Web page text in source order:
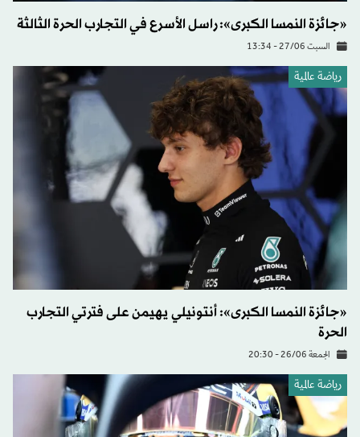
«جائزة النمسا الكبرى»: راسل الأسرع في التجارب الحرة الثالثة
السبت 27/06 - 13:34
رياضة عالمية
«جائزة النمسا الكبرى»: أنتونيلي يهيمن على فترتي التجارب
الحرة
الجمعة 26/06 - 20:30
رياضة عالمية